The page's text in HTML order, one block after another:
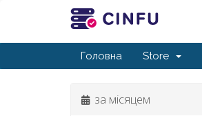
Головна Store
за місяцем